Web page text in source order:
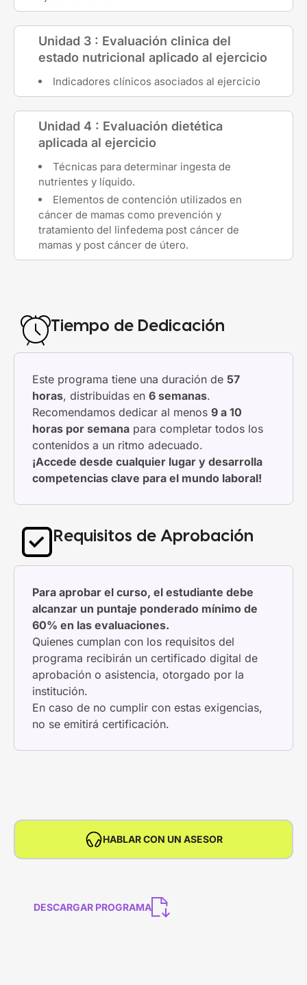
Unidad 3 : Evaluación clinica del
estado nutricional aplicado al ejercicio
Indicadores clínicos asociados al ejercicio
Unidad 4 : Evaluación dietética
aplicada al ejercicio
Técnicas para determinar ingesta de
nutrientes y líquido.
Elementos de contención utilizados en
cáncer de mamas como prevención y
tratamiento del linfedema post cáncer de
mamas y post cáncer de útero.
Tiempo de Dedicación
Este programa tiene una duración de 57
horas, distribuidas en 6 semanas.
Recomendamos dedicar al menos 9 a 10
horas por semana para completar todos los
contenidos a un ritmo adecuado.
¡Accede desde cualquier lugar y desarrolla
competencias clave para el mundo laboral!
Requisitos de Aprobación
Para aprobar el curso, el estudiante debe
alcanzar un puntaje ponderado mínimo de
60% en las evaluaciones.
Quienes cumplan con los requisitos del
programa recibirán un certificado digital de
aprobación o asistencia, otorgado por la
institución.
En caso de no cumplir con estas exigencias,
no se emitirá certificación.
HABLAR CON UN ASESOR
DESCARGAR PROGRAMA